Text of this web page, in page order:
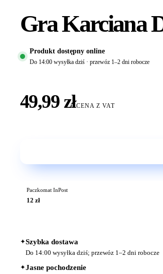
Gra Karciana
Produkt dostępny online
Do 14:00 wysyłka dziś · przewóz 1–2 dni robocze
49,99 złCENA Z VAT
Paczkomat InPost
12 zł
✦Szybka dostawa
Do 14:00 wysyłka dziś; przewóz 1–2 dni robocze
✦Jasne pochodzenie